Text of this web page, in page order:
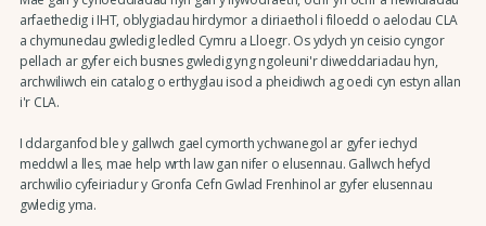
arfaethedig i IHT, oblygiadau hirdymor a diriaethol i filoedd o aelodau CLA
a chymunedau gwledig ledled Cymru a Lloegr. Os ydych yn ceisio cyngor
pellach ar gyfer eich busnes gwledig yng ngoleuni'r diweddariadau hyn,
archwiliwch ein catalog o erthyglau isod a pheidiwch ag oedi cyn estyn allan
i'r CLA.
I ddarganfod ble y gallwch gael cymorth ychwanegol ar gyfer iechyd
meddwl a lles, mae help wrth law gan nifer o elusennau. Gallwch hefyd
archwilio cyfeiriadur y Gronfa Cefn Gwlad Frenhinol ar gyfer elusennau
gwledig yma.